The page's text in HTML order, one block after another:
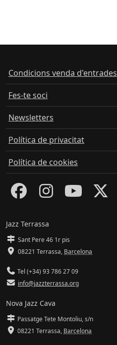
Condicions venda d'entrades
Fes-te soci
Newsletters
Política de privacitat
Política de cookies
Jazz Terrassa
Sant Pere 46 1r pis
08221 Terrassa, Barcelona
Tel (+34) 93 786 27 09
info@jazzterrassa.org
Nova Jazz Cava
Passatge Tete Montoliu, s/n
08221 Terrassa, Barcelona